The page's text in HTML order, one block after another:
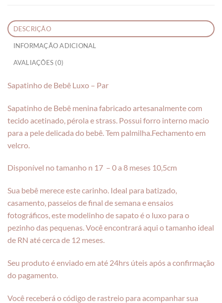
DESCRIÇÃO
INFORMAÇÃO ADICIONAL
AVALIAÇÕES (0)
Sapatinho de Bebê Luxo – Par
Sapatinho de Bebê menina fabricado artesanalmente com
tecido acetinado, pérola e strass. Possui forro interno macio
para a pele delicada do bebê. Tem palmilha.Fechamento em
velcro.
Disponível no tamanho n 17 – 0 a 8 meses 10,5cm
Sua bebê merece este carinho. Ideal para batizado,
casamento, passeios de final de semana e ensaios
fotográficos, este modelinho de sapato é o luxo para o
pezinho das pequenas. Você encontrará aqui o tamanho ideal
de RN até cerca de 12 meses.
Seu produto é enviado em até 24hrs úteis após a confirmação
do pagamento.
Você receberá o código de rastreio para acompanhar sua